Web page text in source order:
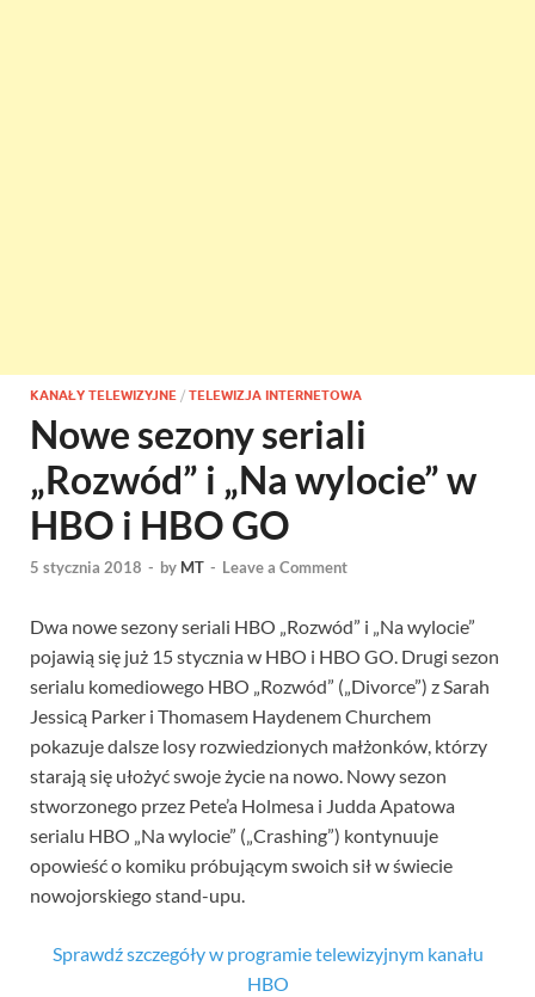
KANAŁY TELEWIZYJNE / TELEWIZJA INTERNETOWA
Nowe sezony seriali
„Rozwód” i „Na wylocie” w
HBO i HBO GO
5 stycznia 2018 - by MT - Leave a Comment
Dwa nowe sezony seriali HBO „Rozwód” i „Na wylocie”
pojawią się już 15 stycznia w HBO i HBO GO. Drugi sezon
serialu komediowego HBO „Rozwód” („Divorce”) z Sarah
Jessicą Parker i Thomasem Haydenem Churchem
pokazuje dalsze losy rozwiedzionych małżonków, którzy
starają się ułożyć swoje życie na nowo. Nowy sezon
stworzonego przez Pete’a Holmesa i Judda Apatowa
serialu HBO „Na wylocie” („Crashing”) kontynuuje
opowieść o komiku próbującym swoich sił w świecie
nowojorskiego stand-upu.
Sprawdź szczegóły w programie telewizyjnym kanału
HBO